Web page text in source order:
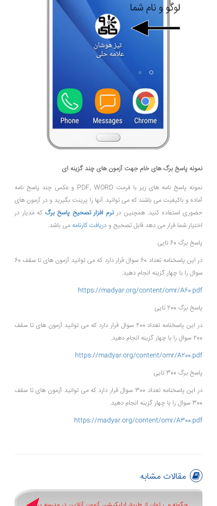
نمونه پاسخ برگ های خام جهت آزمون های چند گزینه ای
نمونه پاسخ نامه های زیر با فرمت PDF, WORD و عکس چند پاسخ نامه
آماده و باکیفیت می باشند که می توانید آنها را پرینت بگیرید و در آزمون های
حضوری استفاده کنید. همچنین درنرم افزار تصحیح پاسخ برگ که مَدیار در
اختیار شما قرار می دهد قابل تصحیح و دریافت کارنامه می باشد.
پاسخ برگ 60 تایی
در این پاسخنامه تعداد 60 سوال قرار دارد که می توانید آزمون های تا سقف 60
سوال را با چهار گزینه انجام دهید.
https://madyar.org/content/omr/A60.pdf
پاسخ برگ 200 تایی
در این پاسخنامه تعداد 200 سوال قرار دارد که می توانید آزمون های تا سقف
200 سوال را با چهار گزینه انجام دهید.
https://madyar.org/content/omr/A200.pdf
پاسخ برگ 300 تایی
در این پاسخنامه تعداد 300 سوال قرار دارد که می توانید آزمون های تا سقف
300 سوال را با چهار گزینه انجام دهید.
https://madyar.org/content/omr/A300.pdf
مقالات مشابه